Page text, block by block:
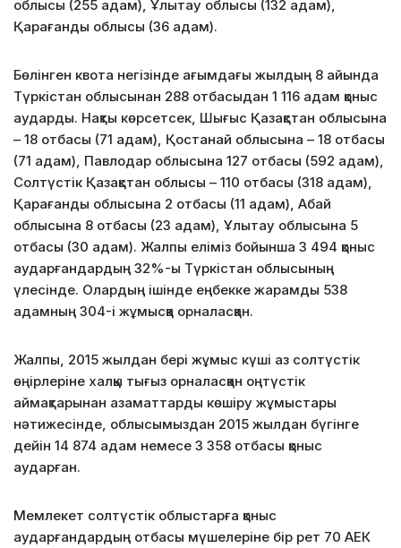
облысы (255 адам), Ұлытау облысы (132 адам),
Қарағанды облысы (36 адам).
Бөлінген квота негізінде ағымдағы жылдың 8 айында
Түркістан облысынан 288 отбасыдан 1 116 адам қоныс
аударды. Нақты көрсетсек, Шығыс Қазақстан облысына
– 18 отбасы (71 адам), Қостанай облысына – 18 отбасы
(71 адам), Павлодар облысына 127 отбасы (592 адам),
Солтүстік Қазақстан облысы – 110 отбасы (318 адам),
Қарағанды облысына 2 отбасы (11 адам), Абай
облысына 8 отбасы (23 адам), Ұлытау облысына 5
отбасы (30 адам). Жалпы еліміз бойынша 3 494 қоныс
аударғандардың 32%-ы Түркістан облысының
үлесінде. Олардың ішінде еңбекке жарамды 538
адамның 304-і жұмысқа орналасқан.
Жалпы, 2015 жылдан бері жұмыс күші аз солтүстік
өңірлеріне халқы тығыз орналасқан оңтүстік
аймақтарынан азаматтарды көшіру жұмыстары
нәтижесінде, облысымыздан 2015 жылдан бүгінге
дейін 14 874 адам немесе 3 358 отбасы қоныс
аударған.
Мемлекет солтүстік облыстарға қоныс
аударғандардың отбасы мүшелеріне бір рет 70 АЕК